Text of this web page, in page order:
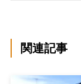
関連記事